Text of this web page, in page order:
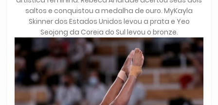
saltos e conquistou a medalha de ouro. MyKayla
Skinner dos Estados Unidos levou a prata e Yeo
Seojong da Coreia do Sul levou o bronze.